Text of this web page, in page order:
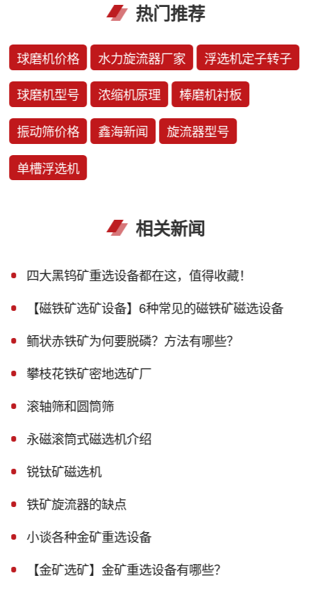
热门推荐
球磨机价格 水力旋流器厂家 浮选机定子转子
球磨机型号 浓缩机原理 棒磨机衬板
振动筛价格 鑫海新闻 旋流器型号
单槽浮选机
相关新闻
四大黑钨矿重选设备都在这，值得收藏！
【磁铁矿选矿设备】6种常见的磁铁矿磁选设备
鲕状赤铁矿为何要脱磷？方法有哪些？
攀枝花铁矿密地选矿厂
滚轴筛和圆筒筛
永磁滚筒式磁选机介绍
锐钛矿磁选机
铁矿旋流器的缺点
小谈各种金矿重选设备
【金矿选矿】金矿重选设备有哪些？